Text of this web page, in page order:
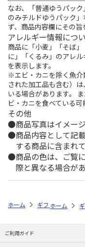
なお、「普通ゆうパッ
のみチルドゆうパック
ず、商品内容欄にその旨
アレルギー情報につ
商品に「小麦」「そば
に」「くるみ」のアレ
を表示します。
※エビ・カニを除く魚
された加工品も含む）
いる場合があります。
ビ・カニを食べている可
その他
商品写真はイメージ
商品内容として記
する商品に含まれ
商品の色は、ご覧
際と異なる場合があ
ホーム ギフトストア
ホーム
ご利用ガイド